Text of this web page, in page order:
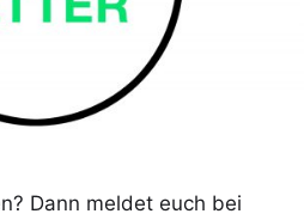
Dann meldet euch bei